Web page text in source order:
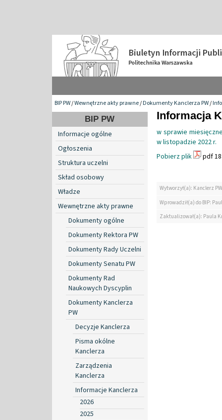
BIP PW/Wewnętrzne akty prawne/Dokumenty Kanclerza PW/
BIP PW
Informacje ogólne
Ogłoszenia
Struktura uczelni
Skład osobowy
Władze
Wewnętrzne akty prawne
Dokumenty ogólne
Dokumenty Rektora PW
Dokumenty Rady Uczelni
Dokumenty Senatu PW
Dokumenty Rad
Naukowych Dyscyplin
Dokumenty Kanclerza
PW
Decyzje Kanclerza
Pisma okólne
Kanclerza
Zarządzenia
Kanclerza
Informacje Kanclerza
2026
2025
Informacja
w sprawie
w listopadzie 2022 r.
Pobierz plik
pdf
Wytworzył(a): Kanclerz PW
Wprowadził(a) do BIP:
Zaktualizował(a): Paula